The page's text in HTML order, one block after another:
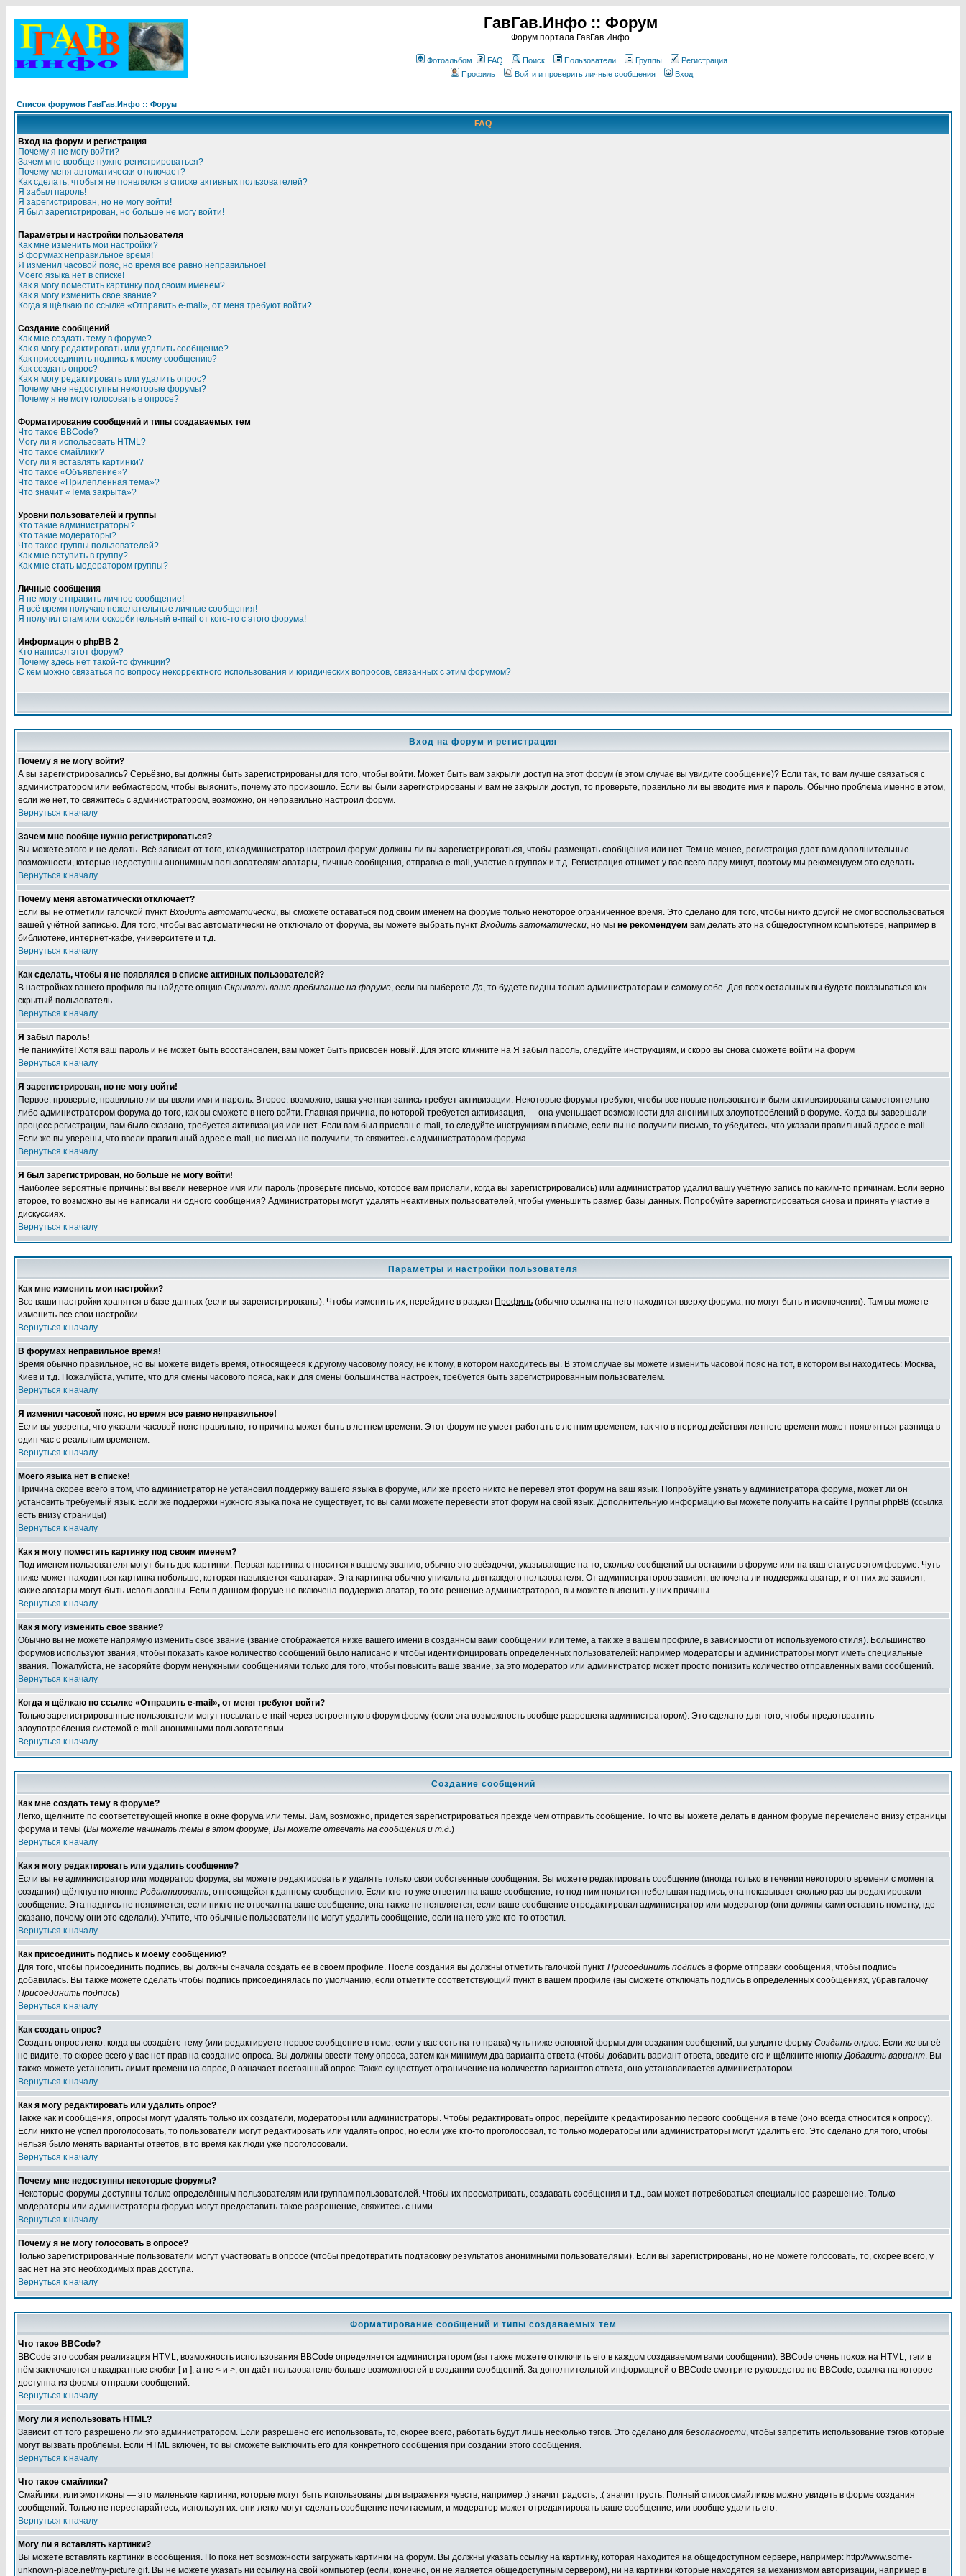
ГавГав.Инфо :: Форум
Форум портала ГавГав.Инфо
Фотоальбом FAQ Поиск Пользователи Группы
Регистрация
Профиль
Войти и проверить личные сообщения Вход
Список форумов ГавГав.Инфо :: Форум
FAQ
Вход на форум и регистрация
Почему я не могу войти?
Зачем мне вообще нужно регистрироваться?
Почему меня автоматически отключает?
Как сделать, чтобы я не появлялся в списке активных пользователей?
Я забыл пароль!
Я зарегистрирован, но не могу войти!
Я был зарегистрирован, но больше не могу войти!
Параметры и настройки пользователя
Как мне изменить мои настройки?
В форумах неправильное время!
Я изменил часовой пояс, но время все равно неправильное!
Моего языка нет в списке!
Как я могу поместить картинку под своим именем?
Как я могу изменить свое звание?
Когда я щёлкаю по ссылке «Отправить e-mail», от меня требуют войти?
Создание сообщений
Как мне создать тему в форуме?
Как я могу редактировать или удалить сообщение?
Как присоединить подпись к моему сообщению?
Как создать опрос?
Как я могу редактировать или удалить опрос?
Почему мне недоступны некоторые форумы?
Почему я не могу голосовать в опросе?
Форматирование сообщений и типы создаваемых тем
Что такое BBCode?
Могу ли я использовать HTML?
Что такое смайлики?
Могу ли я вставлять картинки?
Что такое «Объявление»?
Что такое «Прилепленная тема»?
Что значит «Тема закрыта»?
Уровни пользователей и группы
Кто такие администраторы?
Кто такие модераторы?
Что такое группы пользователей?
Как мне вступить в группу?
Как мне стать модератором группы?
Личные сообщения
Я не могу отправить личное сообщение!
Я всё время получаю нежелательные личные сообщения!
Я получил спам или оскорбительный e-mail от кого-то с этого форума!
Информация о phpBB 2
Кто написал этот форум?
Почему здесь нет такой-то функции?
С кем можно связаться по вопросу некорректного использования и юридических вопросов, связанных с этим форумом?
Вход на форум и регистрация
Почему я не могу войти?
А вы зарегистрировались? Серьёзно, вы должны быть зарегистрированы для того, чтобы войти. Может быть вам закрыли доступ на этот форум (в этом случае вы увидите сообщение)? Если так, то вам лучше связаться с
администратором или вебмастером, чтобы выяснить, почему это произошло. Если вы были зарегистрированы и вам не закрыли доступ, то проверьте, правильно ли вы вводите имя и пароль. Обычно проблема именно в этом,
если же нет, то свяжитесь с администратором, возможно, он неправильно настроил форум.
Вернуться к началу
Зачем мне вообще нужно регистрироваться?
Вы можете этого и не делать. Всё зависит от того, как администратор настроил форум: должны ли вы зарегистрироваться, чтобы размещать сообщения или нет. Тем не менее, регистрация дает вам дополнительные
возможности, которые недоступны анонимным пользователям: аватары, личные сообщения, отправка e-mail, участие в группах и т.д. Регистрация отнимет у вас всего пару минут, поэтому мы рекомендуем это сделать.
Вернуться к началу
Почему меня автоматически отключает?
Если вы не отметили галочкой пункт Входить автоматически, вы сможете оставаться под своим именем на форуме только некоторое ограниченное время. Это сделано для того, чтобы никто другой не смог воспользоваться
вашей учётной записью. Для того, чтобы вас автоматически не отключало от форума, вы можете выбрать пункт Входить автоматически, но мы не рекомендуем вам делать это на общедоступном компьютере, например в
библиотеке, интернет-кафе, университете и т.д.
Вернуться к началу
Как сделать, чтобы я не появлялся в списке активных пользователей?
В настройках вашего профиля вы найдете опцию Скрывать ваше пребывание на форуме, если вы выберетеДа, то будете видны только администраторам и самому себе. Для всех остальных вы будете показываться как
скрытый пользователь.
Вернуться к началу
Я забыл пароль!
Не паникуйте! Хотя ваш пароль и не может быть восстановлен, вам может быть присвоен новый. Для этого кликните на Я забыл пароль, следуйте инструкциям, и скоро вы снова сможете войти на форум
Вернуться к началу
Я зарегистрирован, но не могу войти!
Первое: проверьте, правильно ли вы ввели имя и пароль. Второе: возможно, ваша учетная запись требует активизации. Некоторые форумы требуют, чтобы все новые пользователи были активизированы самостоятельно
либо администратором форума до того, как вы сможете в него войти. Главная причина, по которой требуется активизация, — она уменьшает возможности для анонимных злоупотреблений в форуме. Когда вы завершали
процесс регистрации, вам было сказано, требуется активизация или нет. Если вам был прислан e-mail, то следуйте инструкциям в письме, если вы не получили письмо, то убедитесь, что указали правильный адрес e-mail.
Если же вы уверены, что ввели правильный адрес e-mail, но письма не получили, то свяжитесь с администратором форума.
Вернуться к началу
Я был зарегистрирован, но больше не могу войти!
Наиболее вероятные причины: вы ввели неверное имя или пароль (проверьте письмо, которое вам прислали, когда вы зарегистрировались) или администратор удалил вашу учётную запись по каким-то причинам. Если верно
второе, то возможно вы не написали ни одного сообщения? Администраторы могут удалять неактивных пользователей, чтобы уменьшить размер базы данных. Попробуйте зарегистрироваться снова и принять участие в
дискуссиях.
Вернуться к началу
Параметры и настройки пользователя
Как мне изменить мои настройки?
Все ваши настройки хранятся в базе данных (если вы зарегистрированы). Чтобы изменить их, перейдите в раздел Профиль (обычно ссылка на него находится вверху форума, но могут быть и исключения). Там вы можете
изменить все свои настройки
Вернуться к началу
В форумах неправильное время!
Время обычно правильное, но вы можете видеть время, относящееся к другому часовому поясу, не к тому, в котором находитесь вы. В этом случае вы можете изменить часовой пояс на тот, в котором вы находитесь: Москва,
Киев и т.д. Пожалуйста, учтите, что для смены часового пояса, как и для смены большинства настроек, требуется быть зарегистрированным пользователем.
Вернуться к началу
Я изменил часовой пояс, но время все равно неправильное!
Если вы уверены, что указали часовой пояс правильно, то причина может быть в летнем времени. Этот форум не умеет работать с летним временем, так что в период действия летнего времени может появляться разница в
один час с реальным временем.
Вернуться к началу
Моего языка нет в списке!
Причина скорее всего в том, что администратор не установил поддержку вашего языка в форуме, или же просто никто не перевёл этот форум на ваш язык. Попробуйте узнать у администратора форума, может ли он
установить требуемый язык. Если же поддержки нужного языка пока не существует, то вы сами можете перевести этот форум на свой язык. Дополнительную информацию вы можете получить на сайте Группы phpBB (ссылка
есть внизу страницы)
Вернуться к началу
Как я могу поместить картинку под своим именем?
Под именем пользователя могут быть две картинки. Первая картинка относится к вашему званию, обычно это звёздочки, указывающие на то, сколько сообщений вы оставили в форуме или на ваш статус в этом форуме. Чуть
ниже может находиться картинка побольше, которая называется «аватара». Эта картинка обычно уникальна для каждого пользователя. От администраторов зависит, включена ли поддержка аватар, и от них же зависит,
какие аватары могут быть использованы. Если в данном форуме не включена поддержка аватар, то это решение администраторов, вы можете выяснить у них причины.
Вернуться к началу
Как я могу изменить свое звание?
Обычно вы не можете напрямую изменить свое звание (звание отображается ниже вашего имени в созданном вами сообщении или теме, а так же в вашем профиле, в зависимости от используемого стиля). Большинство
форумов используют звания, чтобы показать какое количество сообщений было написано и чтобы идентифицировать определенных пользователей: например модераторы и администраторы могут иметь специальные
звания. Пожалуйста, не засоряйте форум ненужными сообщениями только для того, чтобы повысить ваше звание, за это модератор или администратор может просто понизить количество отправленных вами сообщений.
Вернуться к началу
Когда я щёлкаю по ссылке «Отправить e-mail», от меня требуют войти?
Только зарегистрированные пользователи могут посылать e-mail через встроенную в форум форму (если эта возможность вообще разрешена администратором). Это сделано для того, чтобы предотвратить
злоупотребления системой e-mail анонимными пользователями.
Вернуться к началу
Создание сообщений
Как мне создать тему в форуме?
Легко, щёлкните по соответствующей кнопке в окне форума или темы. Вам, возможно, придется зарегистрироваться прежде чем отправить сообщение. То что вы можете делать в данном форуме перечислено внизу страницы
форума и темы (Вы можете начинать темы в этом форуме, Вы можете отвечать на сообщения и т.д.)
Вернуться к началу
Как я могу редактировать или удалить сообщение?
Если вы не администратор или модератор форума, вы можете редактировать и удалять только свои собственные сообщения. Вы можете редактировать сообщение (иногда только в течении некоторого времени с момента
создания) щёлкнув по кнопке Редактировать, относящейся к данному сообщению. Если кто-то уже ответил на ваше сообщение, то под ним появится небольшая надпись, она показывает сколько раз вы редактировали
сообщение. Эта надпись не появляется, если никто не отвечал на ваше сообщение, она также не появляется, если ваше сообщение отредактировал администратор или модератор (они должны сами оставить пометку, где
сказано, почему они это сделали). Учтите, что обычные пользователи не могут удалить сообщение, если на него уже кто-то ответил.
Вернуться к началу
Как присоединить подпись к моему сообщению?
Для того, чтобы присоединить подпись, вы должны сначала создать её в своем профиле. После создания вы должны отметить галочкой пункт Присоединить подпись в форме отправки сообщения, чтобы подпись
добавилась. Вы также можете сделать чтобы подпись присоединялась по умолчанию, если отметите соответствующий пункт в вашем профиле (вы сможете отключать подпись в определенных сообщениях, убрав галочку
Присоединить подпись)
Вернуться к началу
Как создать опрос?
Создать опрос легко: когда вы создаёте тему (или редактируете первое сообщение в теме, если у вас есть на то права) чуть ниже основной формы для создания сообщений, вы увидите форму Создать опрос. Если же вы её
не видите, то скорее всего у вас нет прав на создание опроса. Вы должны ввести тему опроса, затем как минимум два варианта ответа (чтобы добавить вариант ответа, введите его и щёлкните кнопкуДобавить вариант. Вы
также можете установить лимит времени на опрос, 0 означает постоянный опрос. Также существует ограничение на количество вариантов ответа, оно устанавливается администратором.
Вернуться к началу
Как я могу редактировать или удалить опрос?
Также как и сообщения, опросы могут удалять только их создатели, модераторы или администраторы. Чтобы редактировать опрос, перейдите к редактированию первого сообщения в теме (оно всегда относится к опросу).
Если никто не успел проголосовать, то пользователи могут редактировать или удалять опрос, но если уже кто-то проголосовал, то только модераторы или администраторы могут удалить его. Это сделано для того, чтобы
нельзя было менять варианты ответов, в то время как люди уже проголосовали.
Вернуться к началу
Почему мне недоступны некоторые форумы?
Некоторые форумы доступны только определённым пользователям или группам пользователей. Чтобы их просматривать, создавать сообщения и т.д., вам может потребоваться специальное разрешение. Только
модераторы или администраторы форума могут предоставить такое разрешение, свяжитесь с ними.
Вернуться к началу
Почему я не могу голосовать в опросе?
Только зарегистрированные пользователи могут участвовать в опросе (чтобы предотвратить подтасовку результатов анонимными пользователями). Если вы зарегистрированы, но не можете голосовать, то, скорее всего, у
вас нет на это необходимых прав доступа.
Вернуться к началу
Форматирование сообщений и типы создаваемых тем
Что такое BBCode?
BBCode это особая реализация HTML, возможность использования BBCode определяется администратором (вы также можете отключить его в каждом создаваемом вами сообщении). BBCode очень похож на HTML, тэги в
нём заключаются в квадратные скобки [ и ], а не < и >, он даёт пользователю больше возможностей в создании сообщений. За дополнительной информацией о BBCode смотрите руководство по BBCode, ссылка на которое
доступна из формы отправки сообщений.
Вернуться к началу
Могу ли я использовать HTML?
Зависит от того разрешено ли это администратором. Если разрешено его использовать, то, скорее всего, работать будут лишь несколько тэгов. Это сделано для безопасности, чтобы запретить использование тэгов которые
могут вызвать проблемы. Если HTML включён, то вы сможете выключить его для конкретного сообщения при создании этого сообщения.
Вернуться к началу
Что такое смайлики?
Смайлики, или эмотиконы — это маленькие картинки, которые могут быть использованы для выражения чувств, например :) значит радость, :( значит грусть. Полный список смайликов можно увидеть в форме создания
сообщений. Только не перестарайтесь, используя их: они легко могут сделать сообщение нечитаемым, и модератор может отредактировать ваше сообщение, или вообще удалить его.
Вернуться к началу
Могу ли я вставлять картинки?
Вы можете вставлять картинки в сообщения. Но пока нет возможности загружать картинки на форум. Вы должны указать ссылку на картинку, которая находится на общедоступном сервере, например: http://www.some-
unknown-place.net/my-picture.gif. Вы не можете указать ни ссылку на свой компьютер (если, конечно, он не является общедоступным сервером), ни на картинки которые находятся за механизмом авторизации, например в